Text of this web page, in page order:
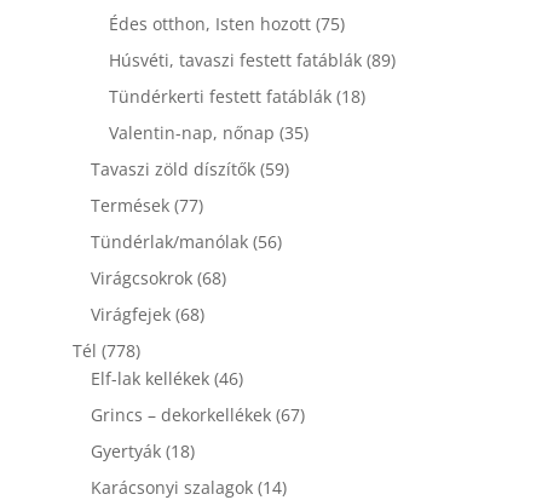
Édes otthon, Isten hozott 7575
termék
Húsvéti, tavaszi festett fatáblák 8989
Tündérkerti festett fatáblák 1818
Valentin-nap, nőnap 3535
Tavaszi zöld díszítők 5959
Termések 7777
termék
Tündérlak/manólak 5656
Virágcsokrok 6868
Virágfejek 6868
Tél 778778
termék
Elf-lak kellékek 4646
termék
Grincs – dekorkellékek 6767
Gyertyák 1818
termék
Karácsonyi szalagok 1414